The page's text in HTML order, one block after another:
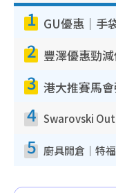
1
2
3
4
5